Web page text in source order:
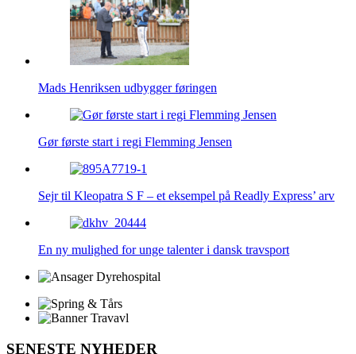
Mads Henriksen udbygger føringen
Gør første start i regi Flemming Jensen
Sejr til Kleopatra S F – et eksempel på Readly Express’ arv
En ny mulighed for unge talenter i dansk travsport
SENESTE NYHEDER